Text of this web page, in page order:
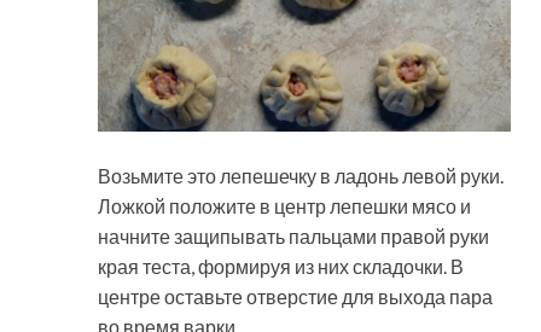
Возьмите это лепешечку в ладонь левой руки.
Ложкой положите в центр лепешки мясо и
начните защипывать пальцами правой руки
края теста, формируя из них складочки. В
центре оставьте отверстие для выхода пара
во время варки.